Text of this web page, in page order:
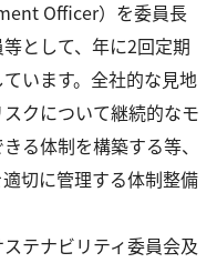
Officer）を委員長
として、年に2回定期
います。全社的な見地
クについて継続的なモ
る体制を構築する等、
切に管理する体制整備
テナビリティ委員会及